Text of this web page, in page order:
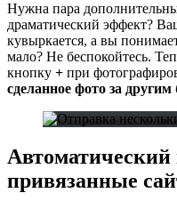
Нужна пара
драматический эффект?
кувыркается, а вы
мало? Не беспокойтесь.
кнопку + при
сделанное фото за другим
привязанные